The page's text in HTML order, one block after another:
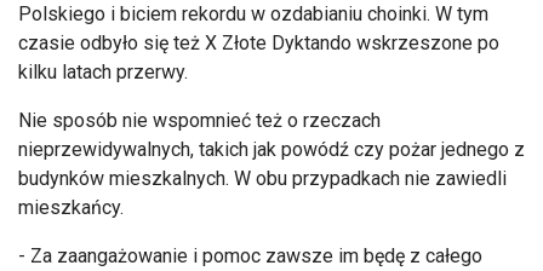
Polskiego i biciem rekordu w ozdabianiu choinki. W tym
czasie odbyło się też X Złote Dyktando wskrzeszone po
kilku latach przerwy.
Nie sposób nie wspomnieć też o rzeczach
nieprzewidywalnych, takich jak powódź czy pożar jednego z
budynków mieszkalnych. W obu przypadkach nie zawiedli
mieszkańcy.
- Za zaangażowanie i pomoc zawsze im będę z całego